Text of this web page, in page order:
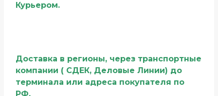
Курьером.
Доставка в регионы, через транспортные
компании ( СДЕК, Деловые Линии) до
терминала или адреса покупателя по
РФ.